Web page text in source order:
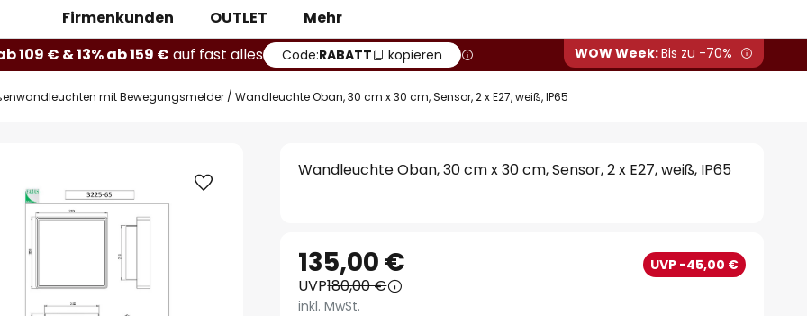
Firmenkunden
OUTLET
Mehr
109 € & 13% ab 159 € auf fast alles Code:RABATT kopieren WOW Week:Bis zu -70%
mit Bewegungsmelder Wandleuchte Oban, 30 cm x 30 cm, Sensor, 2 x E27, weiß, IP65
Wandleuchte Oban, 30 cm x 30 cm, Sensor, 2 x E27, weiß, IP65
135,00 € UVP -45,00 €
UVP180,00 €
inkl. MwSt.